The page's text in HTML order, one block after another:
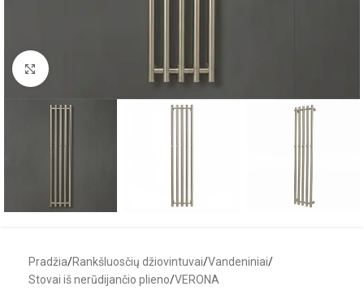
Click to enlarge
Pradžia/Rankšluosčių džiovintuvai/Vandeniniai/
Stovai iš nerūdijančio plieno/VERONA